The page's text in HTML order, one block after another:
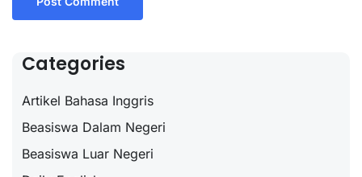
Categories
Artikel Bahasa Inggris
Beasiswa Dalam Negeri
Beasiswa Luar Negeri